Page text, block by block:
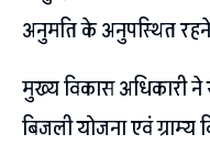
अनुमति के अनुपस्थित रहने
मुख्य विकास अधिकारी ने
बिजली योजना एवं